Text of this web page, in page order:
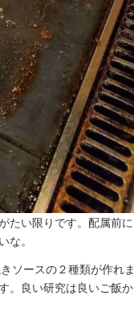
たい限りです。配属前に
。
ソースの２種類が作れま
。良い研究は良いご飯か